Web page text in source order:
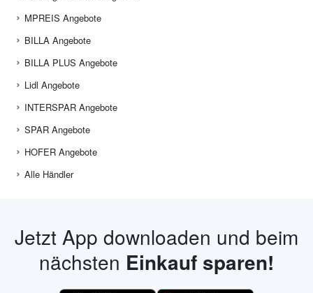
MPREIS Angebote
BILLA Angebote
BILLA PLUS Angebote
Lidl Angebote
INTERSPAR Angebote
SPAR Angebote
HOFER Angebote
Alle Händler
Jetzt App downloaden und beim
nächsten Einkauf sparen!